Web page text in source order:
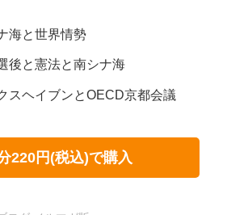
海と世界情勢
後と憲法と南シナ海
スヘイブンとOECD京都会議
220円(税込)で購入